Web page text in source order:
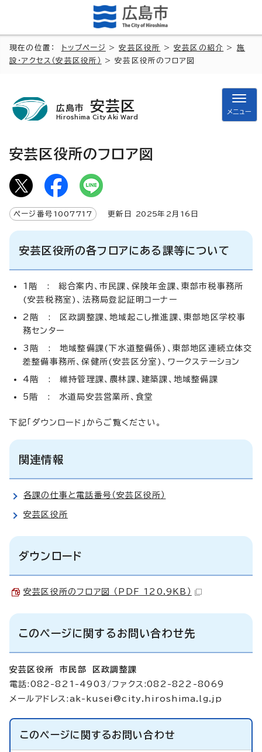
現在の位置： トップページ >安芸区役所 >安芸区の紹介 > 施
設・アクセス（安芸区役所）
> 安芸区役所のフロア図
広島市 安芸区
Hiroshima City Aki Ward
メニュー
安芸区役所のフロア図
ページ番号 1007717 更新日 2025年2月 16 日
安芸区役所の各フロアにある課等について
1階 : 総合案内、市民課、保険年金課、東部市税事務所
(安芸税務室)、法務局登記証明コーナー
2階 : 区政調整課、地域起こし推進課、東部地区学校事
務センター
3階 : 地域整備課(下水道整備係)、東部地区連続立体交
差整備事務所、保健所(安芸区分室)、ワークステーション
4階 : 維持管理課、農林課、建築課、地域整備課
5階 : 水道局安芸営業所、食堂
下記「ダウンロード」からご覧ください。
関連情報
各課の仕事と電話番号（安芸区役所）
安芸区役所
ダウンロード
安芸区役所のフロア図 （PDF 120.9KB）
このページに関するお問い合わせ先
安芸区役所 市民部 区政調整課
電話:082-821-4903/ファクス:082-822-8069
メールアドレス: ak-kusei@city.hiroshima.lg.jp
このページに関するお問い合わせ